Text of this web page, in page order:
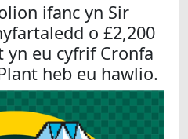
ifanc yn Sir
o £2,200
yn eu cyfrif Cronfa
heb eu hawlio.